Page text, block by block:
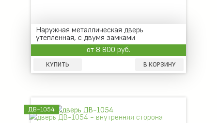
Наружная металлическая дверь
утепленная, с двумя замками
от 8 800 руб.
КУПИТЬ В КОРЗИНУ
ДВ-1054